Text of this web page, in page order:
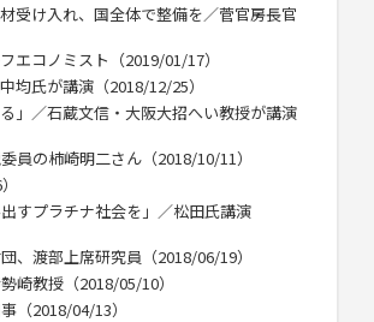
け入れ、国全体で整備を／菅官房長官
コノミスト（2019/01/17）
氏が講演（2018/12/25）
」／石蔵文信・大阪大招へい教授が講演
員の柿崎明二さん（2018/10/11）
すプラチナ社会を」／松田氏講演
渡部上席研究員（2018/06/19）
教授（2018/05/10）
（2018/04/13）